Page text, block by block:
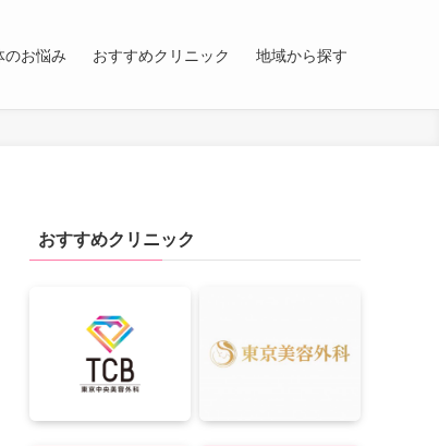
のお悩み おすすめクリニック 地域から探す
おすすめクリニック